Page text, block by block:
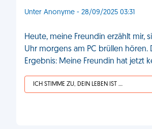
Unter Anonyme - 28/09/2025 03:31
Heute, meine Freundin erzählt
Uhr morgens am PC brüllen hören.
Ergebnis: Meine Freundin hat jetzt
ICH STIMME ZU, DEIN LEBEN IST SCHEISSE